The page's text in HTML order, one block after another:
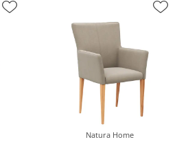
Natura Home